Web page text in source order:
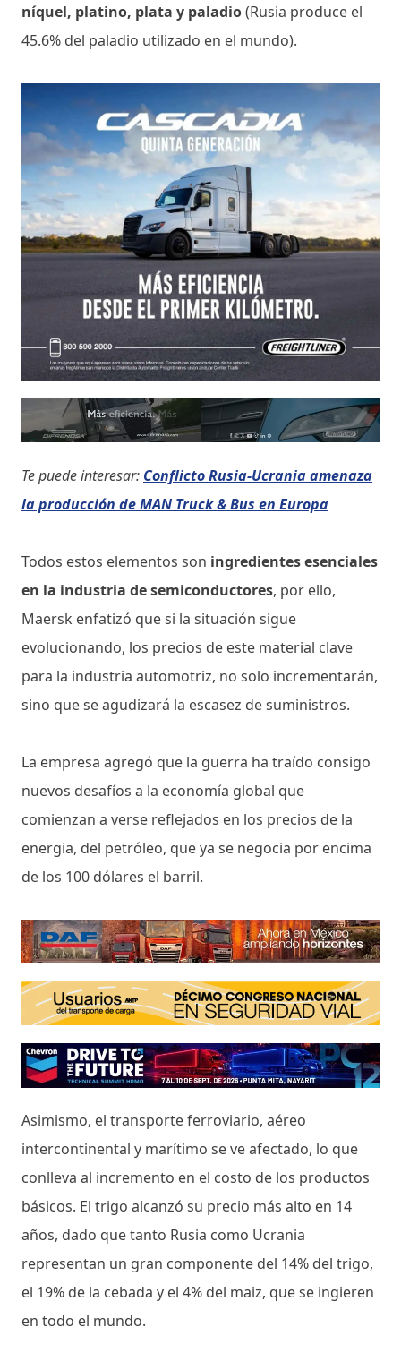
níquel, platino, plata y paladio(Rusia produce el
45.6% del paladio utilizado en el mundo).
Te puede interesar: Conflicto Rusia-Ucrania amenaza
la producción de MAN Truck & Bus en Europa
Todos estos elementos son ingredientes esenciales
en la industria de semiconductores, por ello,
Maersk enfatizó que si la situación sigue
evolucionando, los precios de este material clave
para la industria automotriz, no solo incrementarán,
sino que se agudizará la escasez de suministros.
La empresa agregó que la guerra ha traído consigo
nuevos desafíos a la economía global que
comienzan a verse reflejados en los precios de la
energia, del petróleo, que ya se negocia por encima
de los 100 dólares el barril.
Asimismo, el transporte ferroviario, aéreo
intercontinental y marítimo se ve afectado, lo que
conlleva al incremento en el costo de los productos
básicos. El trigo alcanzó su precio más alto en 14
años, dado que tanto Rusia como Ucrania
representan un gran componente del 14% del trigo,
el 19% de la cebada y el 4% del maiz, que se ingieren
en todo el mundo.